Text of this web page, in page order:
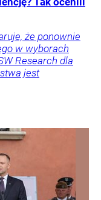
że ponownie
w wyborach
Research dla
jest